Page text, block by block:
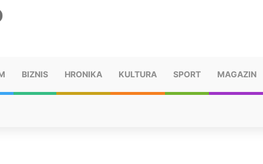
BIZNIS HRONIKA KULTURA SPORT MAGAZIN